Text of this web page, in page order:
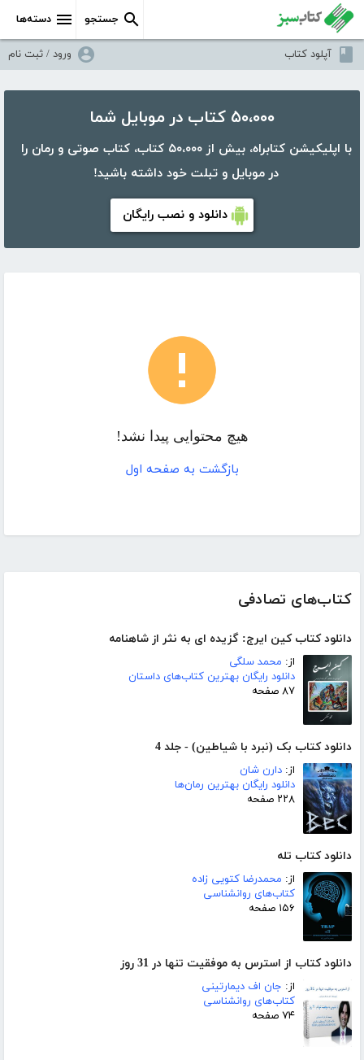
دسته‌ها جستجو
آپلود کتاب ورود / ثبت نام
۵۰،۰۰۰ کتاب در موبایل شما
با اپلیکیشن کتابراه، بیش از ۵۰،۰۰۰ کتاب، کتاب صوتی و رمان را
در موبایل و تبلت خود داشته باشید!
دانلود و نصب رایگان
کتاب‌های تصادفی
دانلود کتاب کین ایرج: گزیده ای به نثر از شاهنامه
از: محمد سلگی
دانلود رایگان بهترین کتاب‌های داستان
۸۷ صفحه
دانلود کتاب بک (نبرد با شیاطین) - جلد 4
از: دارن شان
دانلود رایگان بهترین رمان‌ها
۲۲۸ صفحه
دانلود کتاب تله
از: محمدرضا کتویی زاده
کتاب‌های روانشناسی
۱۵۶ صفحه
دانلود کتاب از استرس به موفقیت تنها در 31 روز
از: جان اف دیمارتینی
کتاب‌های روانشناسی
۷۴ صفحه
هیچ محتوایی پیدا نشد!
بازگشت به صفحه اول